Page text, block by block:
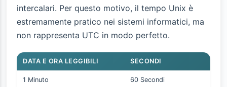
intercalari. Per questo motivo, il tempo Unix è
estremamente pratico nei sistemi informatici, ma
non rappresenta UTC in modo perfetto.
DATA E ORA LEGGIBILI SECONDI
1 Minuto 60 Secondi